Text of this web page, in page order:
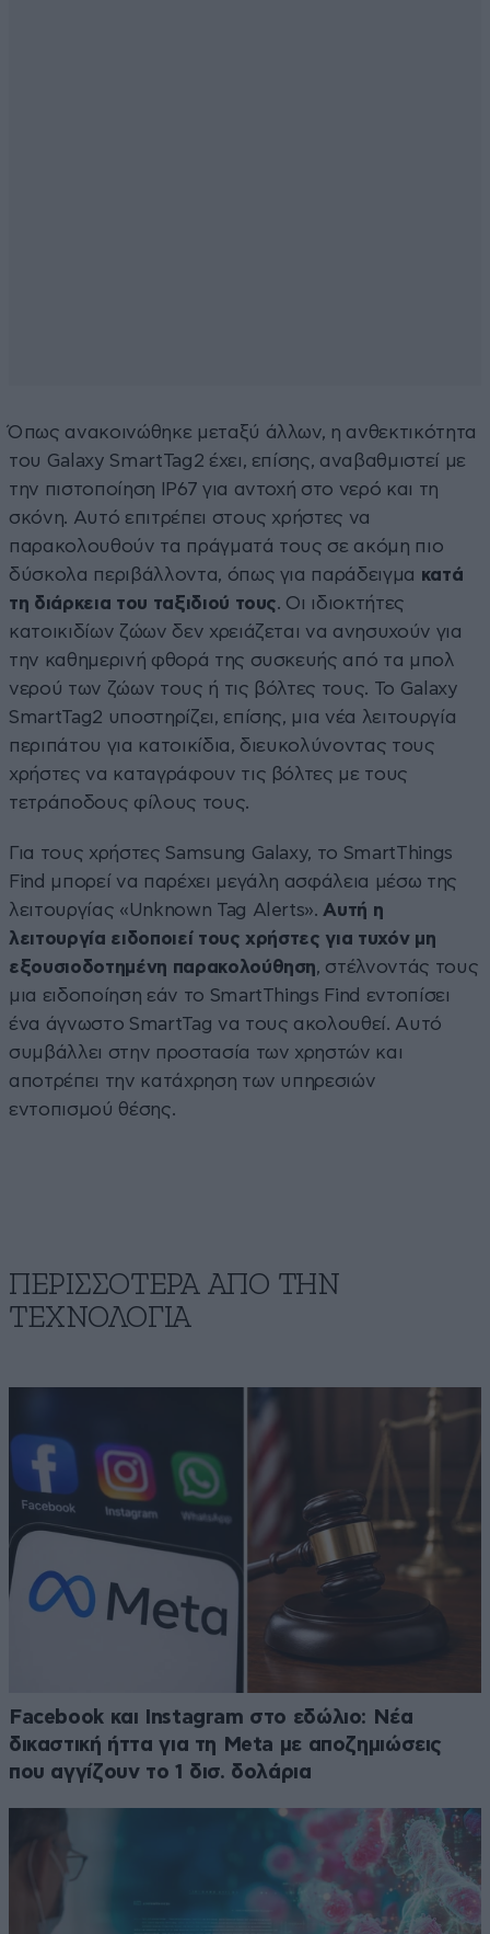
Όπως ανακοινώθηκε μεταξύ άλλων, η ανθεκτικότητα
του Galaxy SmartTag2 έχει, επίσης, αναβαθμιστεί με
την πιστοποίηση IP67 για αντοχή στο νερό και τη
σκόνη. Αυτό επιτρέπει στους χρήστες να
παρακολουθούν τα πράγματά τους σε ακόμη πιο
δύσκολα περιβάλλοντα, όπως για παράδειγμα κατά
τη διάρκεια του ταξιδιού τους. Οι ιδιοκτήτες
κατοικιδίων ζώων δεν χρειάζεται να ανησυχούν για
την καθημερινή φθορά της συσκευής από τα μπολ
νερού των ζώων τους ή τις βόλτες τους. Το Galaxy
SmartTag2 υποστηρίζει, επίσης, μια νέα λειτουργία
περιπάτου για κατοικίδια, διευκολύνοντας τους
χρήστες να καταγράφουν τις βόλτες με τους
τετράποδους φίλους τους.
Για τους χρήστες Samsung Galaxy, το SmartThings
Find μπορεί να παρέχει μεγάλη ασφάλεια μέσω της
λειτουργίας «Unknown Tag Alerts». Αυτή η
λειτουργία ειδοποιεί τους χρήστες για τυχόν μη
εξουσιοδοτημένη παρακολούθηση, στέλνοντάς τους
μια ειδοποίηση εάν το SmartThings Find εντοπίσει
ένα άγνωστο SmartTag να τους ακολουθεί. Αυτό
συμβάλλει στην προστασία των χρηστών και
αποτρέπει την κατάχρηση των υπηρεσιών
εντοπισμού θέσης.
ΠΕΡΙΣΣΟΤΕΡΑ ΑΠΟ ΤΗΝ
ΤΕΧΝΟΛΟΓΙΑ
Facebook και Instagram στο εδώλιο: Νέα
δικαστική ήττα για τη Meta με αποζημιώσεις
που αγγίζουν το 1 δισ. δολάρια